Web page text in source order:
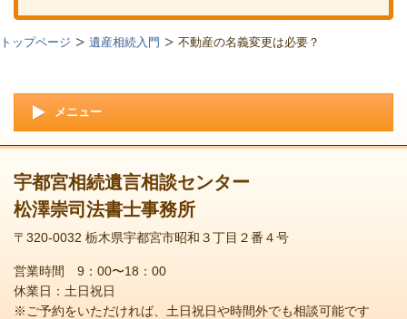
トップページ 遺産相続入門 不動産の名義変更は必要？
メニュー
宇都宮相続遺言相談センター
松澤崇司法書士事務所
〒320-0032 栃木県宇都宮市昭和３丁目２番４号
営業時間 9：00〜18：00
休業日：土日祝日
※ご予約をいただければ、土日祝日や時間外でも相談可能です